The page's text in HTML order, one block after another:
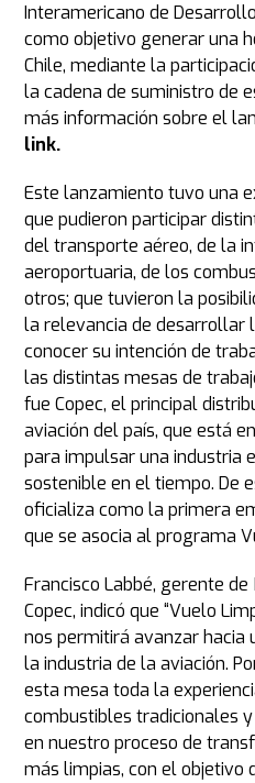
Interamericano de
como objetivo generar una
Chile, mediante la
la cadena de suministro de
más información sobre el
link.
Este lanzamiento tuvo una
que pudieron participar
del transporte aéreo, de la
aeroportuaria, de los
otros; que tuvieron la
la relevancia de desarrollar
conocer su intención de
las distintas mesas de
fue Copec, el principal
aviación del país, que está
para impulsar una industria
sostenible en el tiempo. De
oficializa como la primera
que se asocia al programa
Francisco Labbé, gerente
Copec, indicó que “Vuelo
nos permitirá avanzar hacia
la industria de la aviación.
esta mesa toda la
combustibles tradicionales
en nuestro proceso de
más limpias, con el objetivo